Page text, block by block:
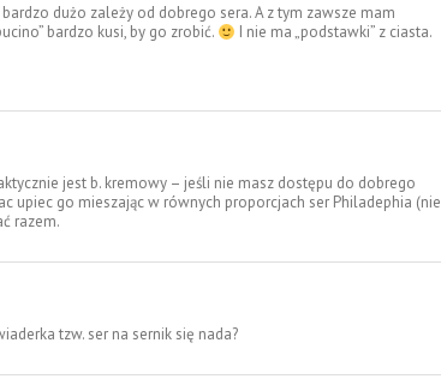
dużo zależy od dobrego sera. A z tym zawsze mam
bardzo kusi, by go zrobić.
I nie ma „podstawki” z ciasta.
jest b. kremowy – jeśli nie masz dostępu do dobrego
upiec go mieszając w równych proporcjach ser Philadephia (nie
razem.
tzw. ser na sernik się nada?